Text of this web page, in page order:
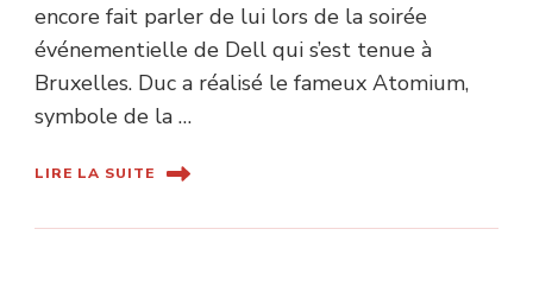
encore fait parler de lui lors de la soirée
événementielle de Dell qui s’est tenue à
Bruxelles. Duc a réalisé le fameux Atomium,
symbole de la …
LIRE LA SUITE